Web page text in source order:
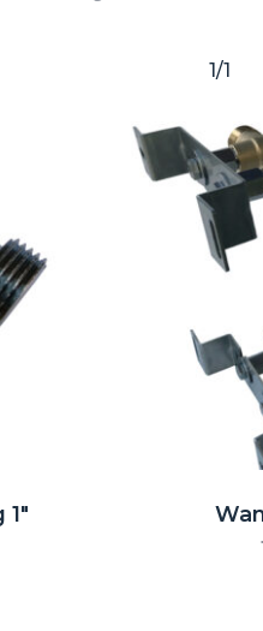
keine Produkte im
shop
1/1